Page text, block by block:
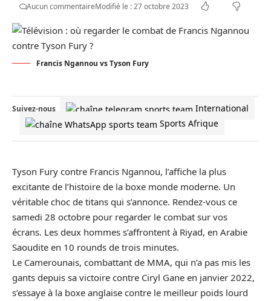
Aucun commentaireModifié le : 27 octobre 2023
Francis Ngannou vs Tyson Fury
Suivez-nous
International
Sports Afrique
Tyson Fury contre Francis Ngannou, l’affiche la plus
excitante de l’histoire de la boxe monde moderne. Un
véritable choc de titans qui s’annonce. Rendez-vous ce
samedi 28 octobre pour regarder le combat sur vos
écrans. Les deux hommes s’affrontent à Riyad, en Arabie
Saoudite en 10 rounds de trois minutes.
Le Camerounais, combattant de MMA, qui n’a pas mis les
gants depuis sa victoire contre Ciryl Gane en janvier 2022,
s’essaye à la boxe anglaise contre le meilleur poids lourd